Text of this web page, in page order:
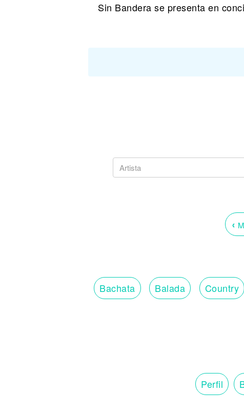
Sin Bandera se presenta en
‹
Bachata Balada Country
Perfil